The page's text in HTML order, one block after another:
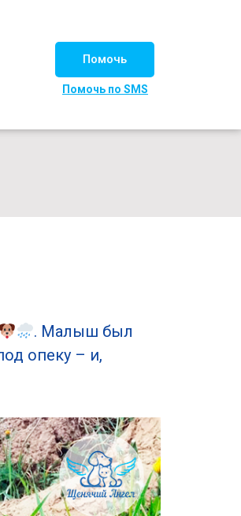
Помочь
Помочь по SMS
. Малыш был
опеку – и,